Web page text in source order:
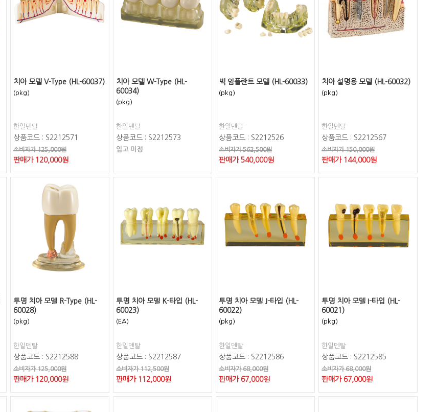
치아 모델 V-Type (HL-60037)
(pkg)
한일덴탈
상품코드 : S2212571
소비자가 125,000원
판매가 120,000원
치아 모델 W-Type (HL-
60034)
(pkg)
한일덴탈
상품코드 : S2212573
입고 미정
빅 임플란트 모델 (HL-60033)
(pkg)
한일덴탈
상품코드 : S2212526
소비자가 562,500원
판매가 540,000원
치아 설명용 모델 (HL-60032)
(pkg)
한일덴탈
상품코드 : S2212567
소비자가 150,000원
판매가 144,000원
투명 치아 모델 R-Type (HL-
60028)
(pkg)
한일덴탈
상품코드 : S2212588
소비자가 125,000원
판매가 120,000원
투명 치아 모델 K-타입 (HL-
60023)
(EA)
한일덴탈
상품코드 : S2212587
소비자가 112,500원
판매가 112,000원
투명 치아 모델 J-타입 (HL-
60022)
(pkg)
한일덴탈
상품코드 : S2212586
소비자가 68,000원
판매가 67,000원
투명 치아 모델 I-타입 (HL-
60021)
(pkg)
한일덴탈
상품코드 : S2212585
소비자가 68,000원
판매가 67,000원